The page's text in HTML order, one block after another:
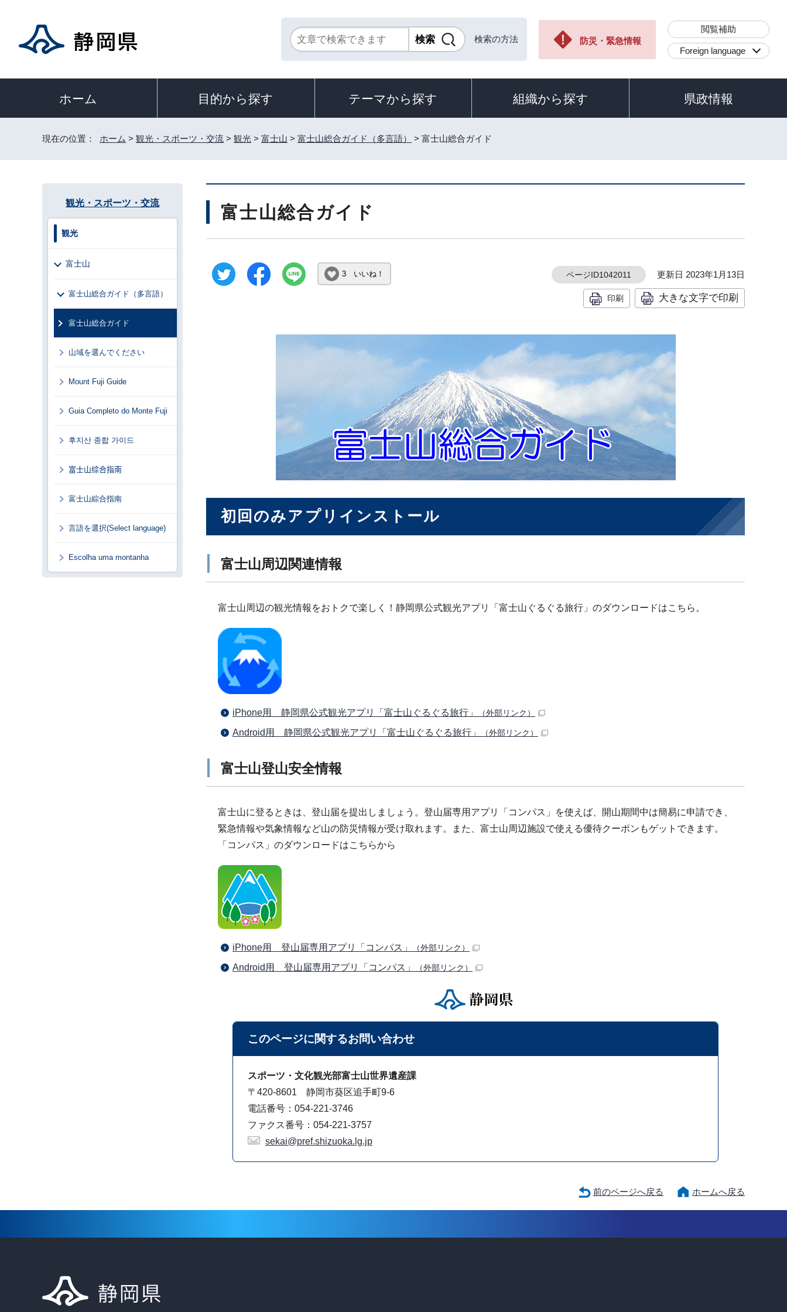
検索の方法 防災・緊急情報
閲覧補助
Foreign language
ホーム 目的から探す テーマから探す 組織から探す 県政情報
現在の位置： ホーム > 観光・スポーツ・交流 > 観光 > 富士山 > 富士山総合ガイド（多言語） > 富士山総合ガイド
富士山総合ガイド
3 いいね！ ページID1042011 更新日 2023年1月13日
印刷 大きな文字で印刷
初回のみアプリインストール
富士山周辺関連情報
富士山周辺の観光情報をおトクで楽しく！静岡県公式観光アプリ「富士山ぐるぐる旅行」のダウンロードはこちら。
iPhone用 静岡県公式観光アプリ「富士山ぐるぐる旅行」 （外部リンク）
Android用 静岡県公式観光アプリ「富士山ぐるぐる旅行」 （外部リンク）
富士山登山安全情報
富士山に登るときは、登山届を提出しましょう。登山届専用アプリ「コンパス」を使えば、開山期間中は簡易に申請でき、
緊急情報や気象情報など山の防災情報が受け取れます。また、富士山周辺施設で使える優待クーポンもゲットできます。
「コンパス」のダウンロードはこちらから
iPhone用 登山届専用アプリ「コンパス」 （外部リンク）
Android用 登山届専用アプリ「コンパス」 （外部リンク）
このページに関するお問い合わせ
スポーツ・文化観光部富士山世界遺産課
〒420-8601 静岡市葵区追手町9-6
電話番号：054-221-3746
ファクス番号：054-221-3757
sekai@pref.shizuoka.lg.jp
観光・スポーツ・交流
観光
富士山
富士山総合ガイド（多言語）
富士山総合ガイド
山域を選んでください
Mount Fuji Guide
Guia Completo do Monte Fuji
후지산 종합 가이드
富士山综合指南
富士山綜合指南
言語を選択(Select language)
Escolha uma montanha
前のページへ戻る ホームへ戻る